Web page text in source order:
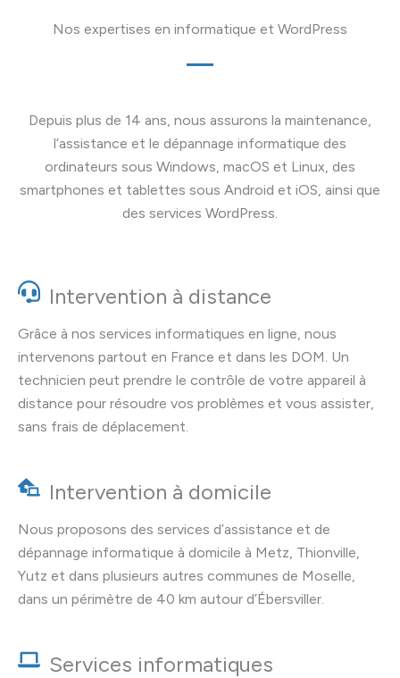
Nos expertises en informatique et WordPress
Depuis plus de 14 ans, nous assurons la maintenance,
l’assistance et le dépannage informatique des
ordinateurs sous Windows, macOS et Linux, des
smartphones et tablettes sous Android et iOS, ainsi que
des services WordPress.
Intervention à distance
Grâce à nos services informatiques en ligne, nous
intervenons partout en France et dans les DOM. Un
technicien peut prendre le contrôle de votre appareil à
distance pour résoudre vos problèmes et vous assister,
sans frais de déplacement.
Intervention à domicile
Nous proposons des services d’assistance et de
dépannage informatique à domicile à Metz, Thionville,
Yutz et dans plusieurs autres communes de Moselle,
dans un périmètre de 40 km autour d’Ébersviller.
Services informatiques